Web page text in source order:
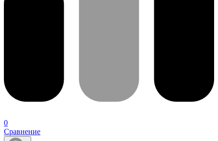
0
Сравнение